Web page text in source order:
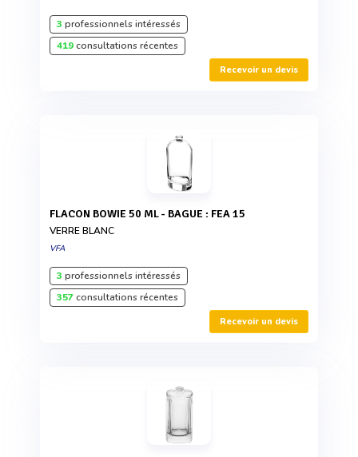
3 professionnels intéressés
419consultations récentes
Recevoir un devis
FLACON BOWIE 50 ML - BAGUE : FEA 15
VERRE BLANC
VFA
3 professionnels intéressés
357consultations récentes
Recevoir un devis